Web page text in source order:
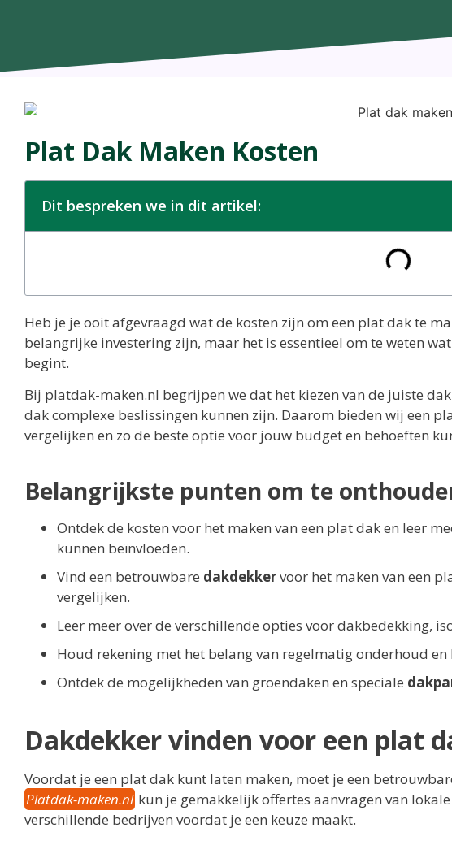
Plat Dak Maken Kosten
Dit bespreken we in dit artikel:
Heb je je ooit afgevraagd wat de kosten zijn om een plat dak te
belangrijke investering zijn, maar het is essentieel om te weten
begint.
Bij platdak-maken.nl begrijpen we dat het kiezen van de juiste
dak complexe beslissingen kunnen zijn. Daarom bieden wij een
vergelijken en zo de beste optie voor jouw budget en behoeften
Belangrijkste punten om te
Ontdek de kosten voor het maken van een plat dak en leer
kunnen beïnvloeden.
Vind een betrouwbare dakdekkervoor het maken van een
vergelijken.
Leer meer over de verschillende opties voor dakbedekking,
Houd rekening met het belang van regelmatig onderhoud en
Ontdek de mogelijkheden van groendaken en speciale
Dakdekker vinden voor een plat
Voordat je een plat dak kunt laten maken, moet je een
Platdak-maken.nl kun je gemakkelijk offertes aanvragen van
verschillende bedrijven voordat je een keuze maakt.